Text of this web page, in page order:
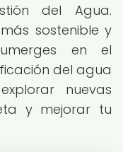
del Agua.
sostenible y
en el
del agua
nuevas
y mejorar tu